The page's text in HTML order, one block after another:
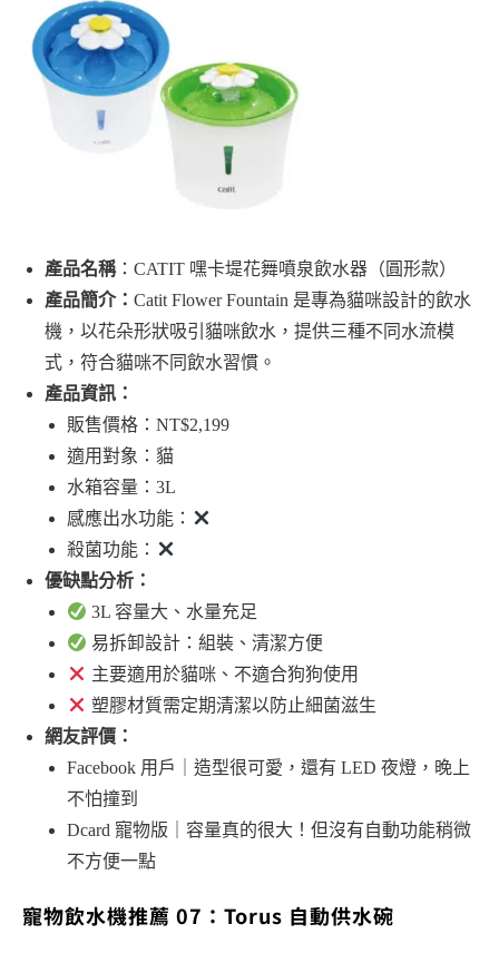
產品名稱：CATIT 嘿卡堤花舞噴泉飲水器（圓形款）
產品簡介： Catit Flower Fountain 是專為貓咪設計的飲水
機，以花朵形狀吸引貓咪飲水，提供三種不同水流模
式，符合貓咪不同飲水習慣。
產品資訊：
販售價格：NT$2,199
適用對象：貓
水箱容量：3L
感應出水功能：
殺菌功能：
優缺點分析：
3L 容量大、水量充足
易拆卸設計：組裝、清潔方便
主要適用於貓咪、不適合狗狗使用
塑膠材質需定期清潔以防止細菌滋生
網友評價：
Facebook 用戶｜造型很可愛，還有 LED 夜燈，晚上
不怕撞到
Dcard 寵物版｜容量真的很大！但沒有自動功能稍微
不方便一點
寵物飲水機推薦 07：Torus 自動供水碗